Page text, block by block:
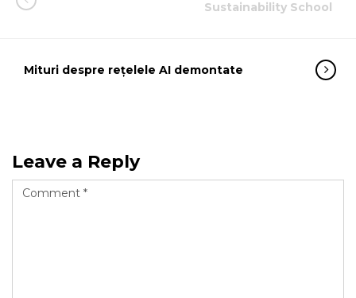
Sustainability School
Mituri despre rețelele AI demontate
Leave a Reply